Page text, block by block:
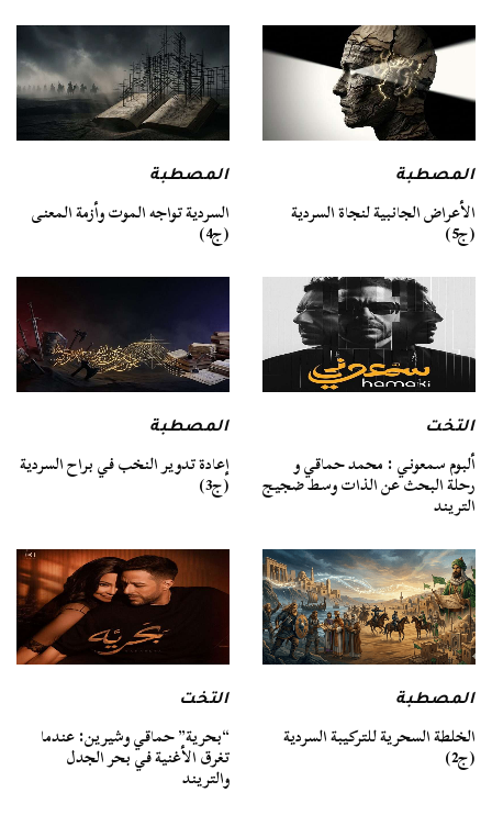
المصطبة
الأعراض الجانبية لنجاة السردية
(ج5)
المصطبة
السردية تواجه الموت وأزمة المعنى
(ج4)
التخت
ألبوم سمعوني : محمد حماقي و
رحلة البحث عن الذات وسط ضجيج
التريند
المصطبة
إعادة تدوير النخب في براح السردية
(ج3)
المصطبة
الخلطة السحرية للتركيبة السردية
(ج2)
التخت
“بحرية” حماقي وشيرين: عندما
تغرق الأغنية في بحر الجدل
والتريند